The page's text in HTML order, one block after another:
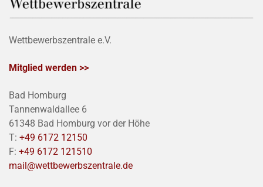
Wettbewerbszentrale e.V.
Mitglied werden >>
Bad Homburg
Tannenwaldallee 6
61348 Bad Homburg vor der Höhe
T: +49 6172 12150
F: +49 6172 121510
mail@wettbewerbszentrale.de